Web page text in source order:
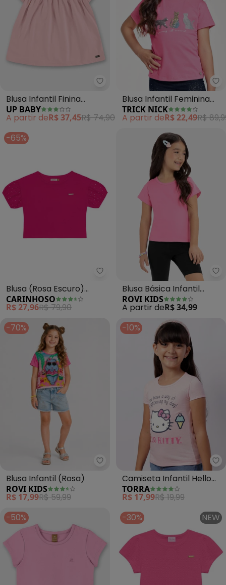
Up Baby - Blusa Infantil Finina
Blusa Infantil Finina
Algodão (Rosa)
UP BABY
A partir deR$ 37,45R$ 74,90
Blusa Infantil Feminina
(Rosa)
TRICK NICK
A partir deR$ 22,49R$
-65%
Carinhoso - Blusa (Rosa
Blusa (Rosa Escuro)
Cropped com Strass
Menina
CARINHOSO
R$ 27,96R$ 79,90
Blusa Básica Infantil
Menina (Rosa)
ROVI KIDS
A partir deR$ 34,99
-70%
Rovi Kids - Blusa Infantil (Rosa)
Blusa Infantil (Rosa)
ROVI KIDS
R$ 17,99R$ 59,99
-10%
Camiseta Infantil Hello
Kitty Manga Curta (Rosa)
TORRA
R$ 17,99R$ 19,99
-50%
-30% NEW